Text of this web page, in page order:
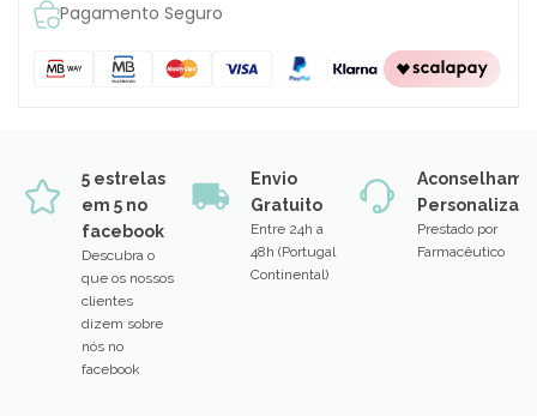
Pagamento Seguro
5 estrelas
em 5 no
facebook
Descubra o
que os nossos
clientes
dizem sobre
nós no
facebook
Envio
Gratuito
Entre 24h a
48h (Portugal
Continental)
Prestado por
Farmacêutico